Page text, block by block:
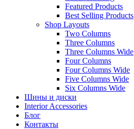
Featured Products
Best Selling Products
Shop Layouts
Two Columns
Three Columns
Three Columns Wide
Four Columns
Four Columns Wide
Five Columns Wide
Six Columns Wide
Шины и диски
Interior Accessories
Блог
Контакты